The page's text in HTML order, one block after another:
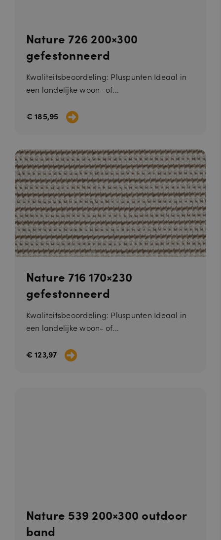
Nature 726 200×300
gefestonneerd
Kwaliteitsbeoordeling: Pluspunten Ideaal in
een landelijke woon- of...
€ 185,95
Nature 716 170×230
gefestonneerd
Kwaliteitsbeoordeling: Pluspunten Ideaal in
een landelijke woon- of...
€ 123,97
Nature 539 200×300 outdoor
band